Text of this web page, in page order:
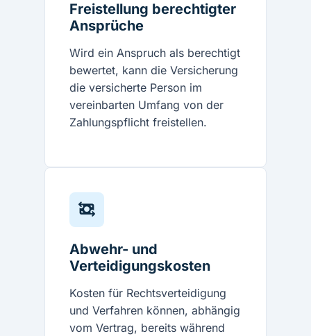
Freistellung berechtigter
Ansprüche
Wird ein Anspruch als berechtigt
bewertet, kann die Versicherung
die versicherte Person im
vereinbarten Umfang von der
Zahlungspflicht freistellen.
Abwehr- und
Verteidigungskosten
Kosten für Rechtsverteidigung
und Verfahren können, abhängig
vom Vertrag, bereits während